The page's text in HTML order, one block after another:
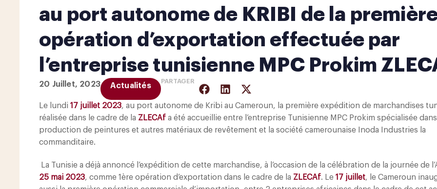
au port autonome de KRIBI de la
opération d’exportation effectuée par
l’entreprise tunisienne MPC Prokim
20 Juillet, 2023 Actualités
PARTAGER
Le lundi 17 juillet 2023, au port autonome de Kribi au Cameroun, la première expédition de marchandises
réalisée dans le cadre de la ZLECAf a été accueillie entre l’entreprise Tunisienne MPC Prokim spécialisée
production de peintures et autres matériaux de revêtement et la société camerounaise Inoda Industries la
commanditaire.
La Tunisie a déjà annoncé l’expédition de cette marchandise, à l’occasion de la célébration de la journée de
25 mai 2023, comme 1ère opération d’exportation dans le cadre de la ZLECAf. Le 17 juillet, le Cameroun